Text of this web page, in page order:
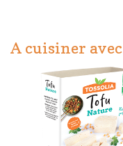
A cuisiner avec